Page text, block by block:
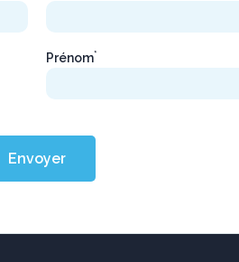
Prénom*
Envoyer